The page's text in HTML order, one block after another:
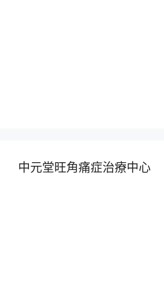
中元堂旺角痛症治療中心